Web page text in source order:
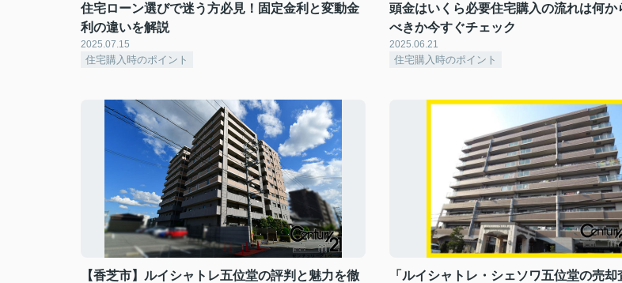
住宅ローン選びで迷う方必見！固定金利と変動金
利の違いを解説
2025.07.15
住宅購入時のポイント
頭金はいくら必要住宅購入の流れは何か
べきか今すぐチェック
2025.06.21
住宅購入時のポイント
【香芝市】ルイシャトレ五位堂の評判と魅力を徹
「ルイシャトレ・シェソワ五位堂の売却